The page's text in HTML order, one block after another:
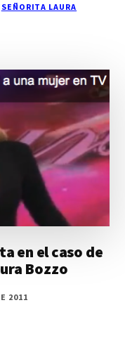
SEÑORITA LAURA
en el caso de
Bozzo
2011